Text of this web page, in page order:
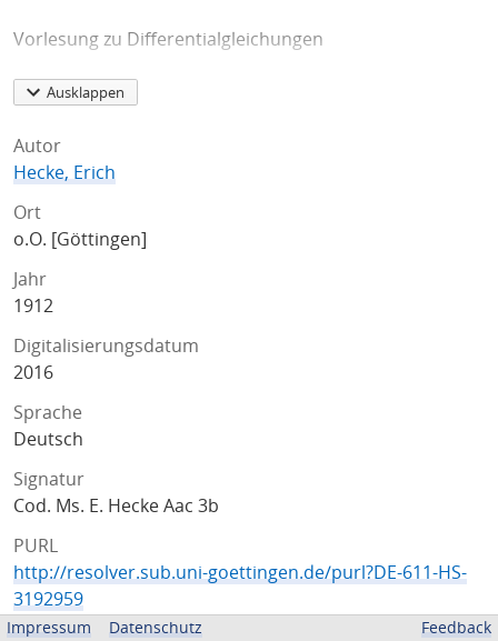
Vorlesung zu Differentialgleichungen
1. Informationen zum
Vorlesung von David Hilbert
veranstaltet im Sommersemester 1912
in Göttingen
Handschriftliche Notizen von Erich Hecke
von
Gerrit Grenzebach .
2. Informationen zur
Archivierung
1. Signatur im Archiv: Cod.Ms.E.Hecke Aac 3a
Ausklappen
Autor
Hecke, Erich
Ort
o.O. [Göttingen]
Jahr
1912
Digitalisierungsdatum
2016
Sprache
Deutsch
Signatur
Cod. Ms. E. Hecke Aac 3b
PURL
http://resolver.sub.uni-goettingen.de/purl?DE-611-HS-
3192959
Impressum Datenschutz Feedback